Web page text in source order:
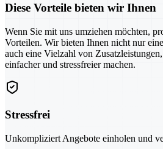
Diese Vorteile bieten wir Ihnen
Wenn Sie mit uns umziehen möchten,
Vorteilen. Wir bieten Ihnen nicht nur
auch eine Vielzahl von
einfacher und stressfreier machen.
Stressfrei
Unkompliziert Angebote einholen und